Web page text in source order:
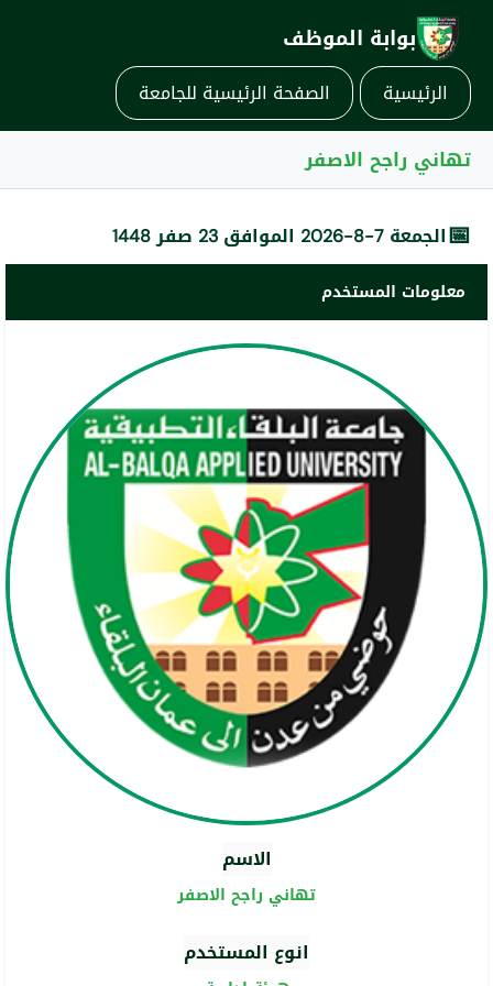
بوابة الموظف
الرئيسية الصفحة الرئيسية للجامعة
تهاني راجح الاصفر
📅الجمعة 7-8-2026 الموافق 23 صفر 1448
معلومات المستخدم
الاسم
تهاني راجح الاصفر
انوع المستخدم